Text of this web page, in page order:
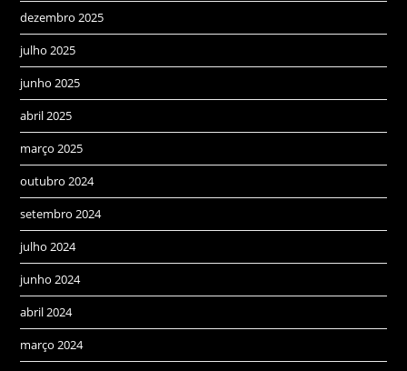
dezembro 2025
julho 2025
junho 2025
abril 2025
março 2025
outubro 2024
setembro 2024
julho 2024
junho 2024
abril 2024
março 2024